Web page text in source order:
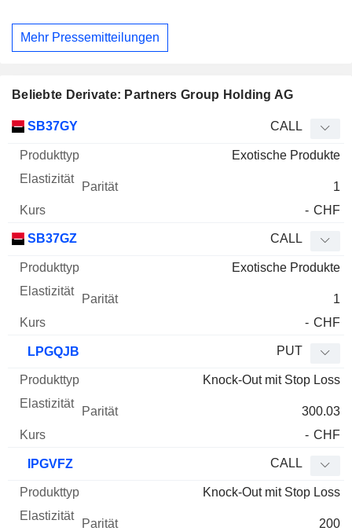
Mehr Pressemitteilungen
Beliebte Derivate: Partners Group Holding AG
WKN Typ Produkttyp Kurs
SB37GY CALL
Exotische Produkte
1
- CHF
SB37GZ CALL
Exotische Produkte
1
- CHF
LPGQJB PUT
Knock-Out mit Stop Loss
300.03
- CHF
IPGVFZ CALL
Knock-Out mit Stop Loss
200